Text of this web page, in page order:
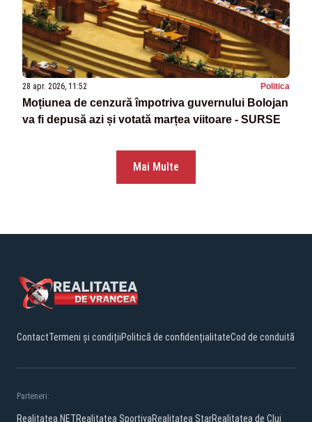
28 apr. 2026, 11:52 Politica
Moțiunea de cenzură împotriva guvernului Bolojan
va fi depusă azi și votată marțea viitoare - SURSE
Mai Multe
ContactTermeni și condițiiPolitică de confidențialitateCod de conduită
Parteneri:
Realitatea.NETRealitatea SportivaRealitatea StarRealitatea de Cluj